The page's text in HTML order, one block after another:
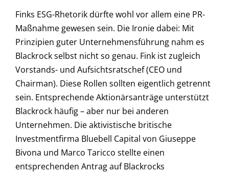
Finks ESG-Rhetorik dürfte wohl vor allem eine PR-
Maßnahme gewesen sein. Die Ironie dabei: Mit
Prinzipien guter Unternehmensführung nahm es
Blackrock selbst nicht so genau. Fink ist zugleich
Vorstands- und Aufsichtsratschef (CEO und
Chairman). Diese Rollen sollten eigentlich getrennt
sein. Entsprechende Aktionärsanträge unterstützt
Blackrock häufig – aber nur bei anderen
Unternehmen. Die aktivistische britische
Investmentfirma Bluebell Capital von Giuseppe
Bivona und Marco Taricco stellte einen
entsprechenden Antrag auf Blackrocks